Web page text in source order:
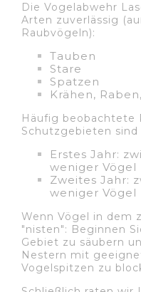
Die Vogelabwehr
Arten zuverlässig
Raubvögeln):
Tauben
Stare
Spatzen
Krähen,
Häufig beobachtete
Schutzgebieten
Erstes Jahr:
weniger Vögel
Zweites Jahr:
weniger Vögel
Wenn Vögel in dem
"nisten": Beginnen
Gebiet zu säubern
Nestern mit
Vogelspitzen zu